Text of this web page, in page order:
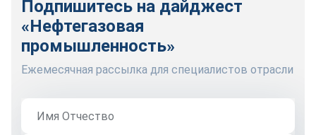
Подпишитесь на дайджест
«Нефтегазовая
промышленность»
Ежемесячная рассылка для специалистов отрасли